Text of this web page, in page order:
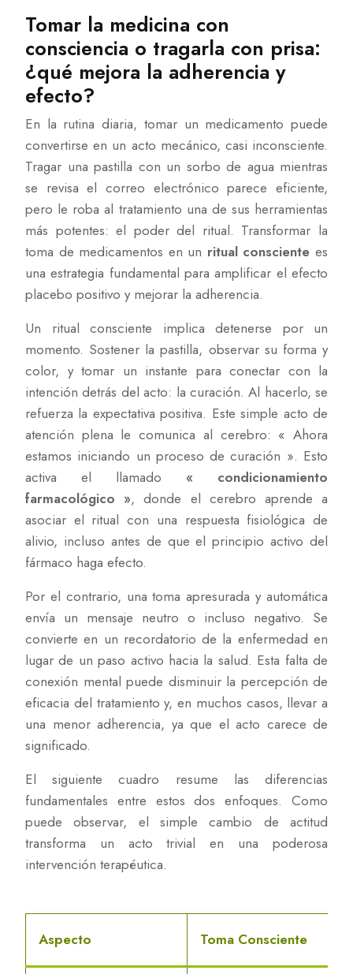
Tomar la medicina con
consciencia o tragarla con prisa:
¿qué mejora la adherencia y
efecto?
En la rutina diaria, tomar un medicamento puede
convertirse en un acto mecánico, casi inconsciente.
Tragar una pastilla con un sorbo de agua mientras
se revisa el correo electrónico parece eficiente,
pero le roba al tratamiento una de sus herramientas
más potentes: el poder del ritual. Transformar la
toma de medicamentos en un ritual consciente es
una estrategia fundamental para amplificar el efecto
placebo positivo y mejorar la adherencia.
Un ritual consciente implica detenerse por un
momento. Sostener la pastilla, observar su forma y
color, y tomar un instante para conectar con la
intención detrás del acto: la curación. Al hacerlo, se
refuerza la expectativa positiva. Este simple acto de
atención plena le comunica al cerebro: « Ahora
estamos iniciando un proceso de curación ». Esto
activa el llamado « condicionamiento
farmacológico », donde el cerebro aprende a
asociar el ritual con una respuesta fisiológica de
alivio, incluso antes de que el principio activo del
fármaco haga efecto.
Por el contrario, una toma apresurada y automática
envía un mensaje neutro o incluso negativo. Se
convierte en un recordatorio de la enfermedad en
lugar de un paso activo hacia la salud. Esta falta de
conexión mental puede disminuir la percepción de
eficacia del tratamiento y, en muchos casos, llevar a
una menor adherencia, ya que el acto carece de
significado.
El siguiente cuadro resume las diferencias
fundamentales entre estos dos enfoques. Como
puede observar, el simple cambio de actitud
transforma un acto trivial en una poderosa
intervención terapéutica.
Aspecto Toma Consciente